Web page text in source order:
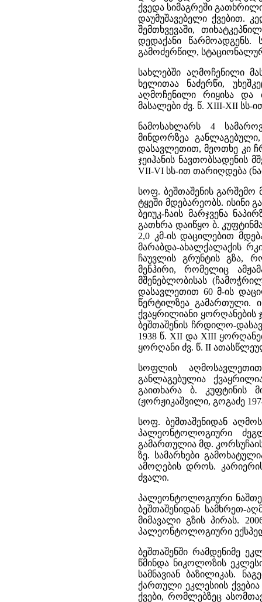
ქვედა სიმაგრეში
დაუმუშავებელი ქვებით.
შემთხვევაში,
დედაქანი წარმოადგენს.
გამოძერწილ,
სახლებში აღმოჩენილი
ხელითაა ნაძერწი,
აღმოჩენილი რიყისა და
მასალები ძვ. წ. XIII-XII სს-
ნამოსახლარს 4
მინდორზეა განლაგებული,
დასავლეთით, მეოთხე კი
ჯეიჰანის ნავთობსადენის
VII-VI სს-ით თარიღდება
სოფ. ბეშთაშენის
ტყეში მდებარეობს. ისინი
ბეიუკ-ჩაის მარჯვენა
გათხრა დაიწყო ბ.
2,0 კმ-ის დაცილებით
მარაბდა-ახალქალაქის
ჩაუვლის გრუნტის გზა,
მენჰირი, რომელიც
მშენებლობისას
დასავლეთით 60 მ-ის
წერტილზეა გამართული.
ქვაყრილიანი ყორღანების
ბეშთაშენის ჩრდილო-
1938 წ. XII და XIII
ყორღანი ძვ. წ. II
სოფლის
განლაგებულია
გაითხარა ბ. კუფტინის
(ჟორჟიკაშვილი, გოგაძე
სოფ. ბეშთაშენიდან
პალეონტოლოგიური
გამართულია მდ.
ზე. სამარხები
ამოღების დროს.
ძვალი.
პალეონტოლოგიური
ბეშთაშენიდან სამხრეთ-
მიმავალი გზის პირას.
პალეონტოლოგიური
ბეშთაშენში რამდენიმე
წმინდა ნიკოლოზის
სამნავიან ბაზილიკას.
ქართული ეკლესიის
ქვები, რომლებზეც